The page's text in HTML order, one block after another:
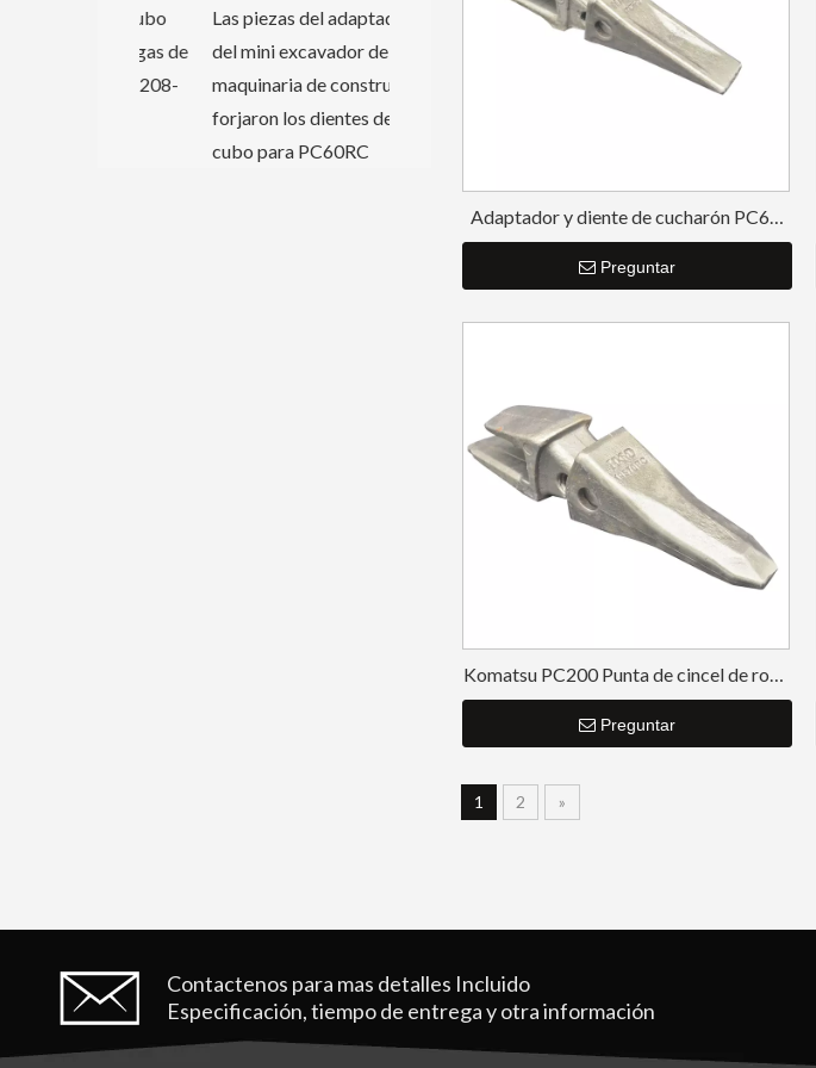
Las piezas del adaptador
del mini excavador de la
maquinaria de construcción
forjaron los dientes del
cubo para PC60RC
Adaptador y diente de cucharón PC60
con punta estándar Komatsu
Preguntar
Komatsu PC200 Punta de cincel de roca
y adaptador
Preguntar
1 2 »
Contactenos para mas detalles Incluido
Especificación, tiempo de entrega y otra información